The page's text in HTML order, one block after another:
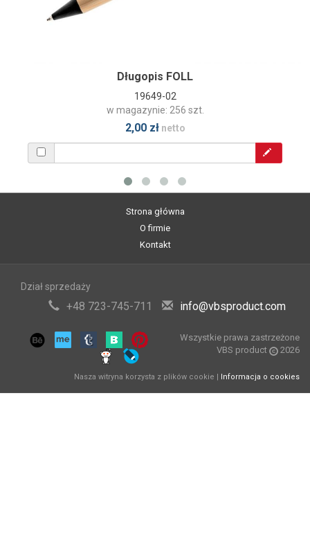
Długopis FOLL
19649-02
w magazynie: 256 szt.
2,00 złnetto
Strona główna
O firmie
Kontakt
Dział sprzedaży
+48 723-745-711 info@vbsproduct.com
Wszystkie prawa zastrzeżone
VBS product
2026
Nasza witryna korzysta z plików cookie | Informacja o cookies